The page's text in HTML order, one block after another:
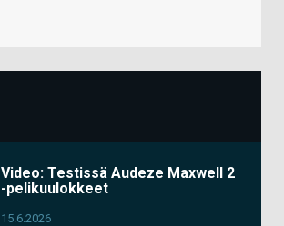
Video: Testissä Audeze Maxwell 2
-pelikuulokkeet
15.6.2026